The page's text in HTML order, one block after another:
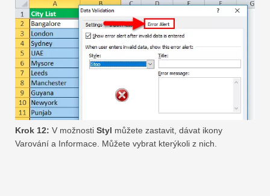
Krok 12: V možnosti Styl můžete zastavit, dávat ikony
Varování a Informace. Můžete vybrat kterýkoli z nich.